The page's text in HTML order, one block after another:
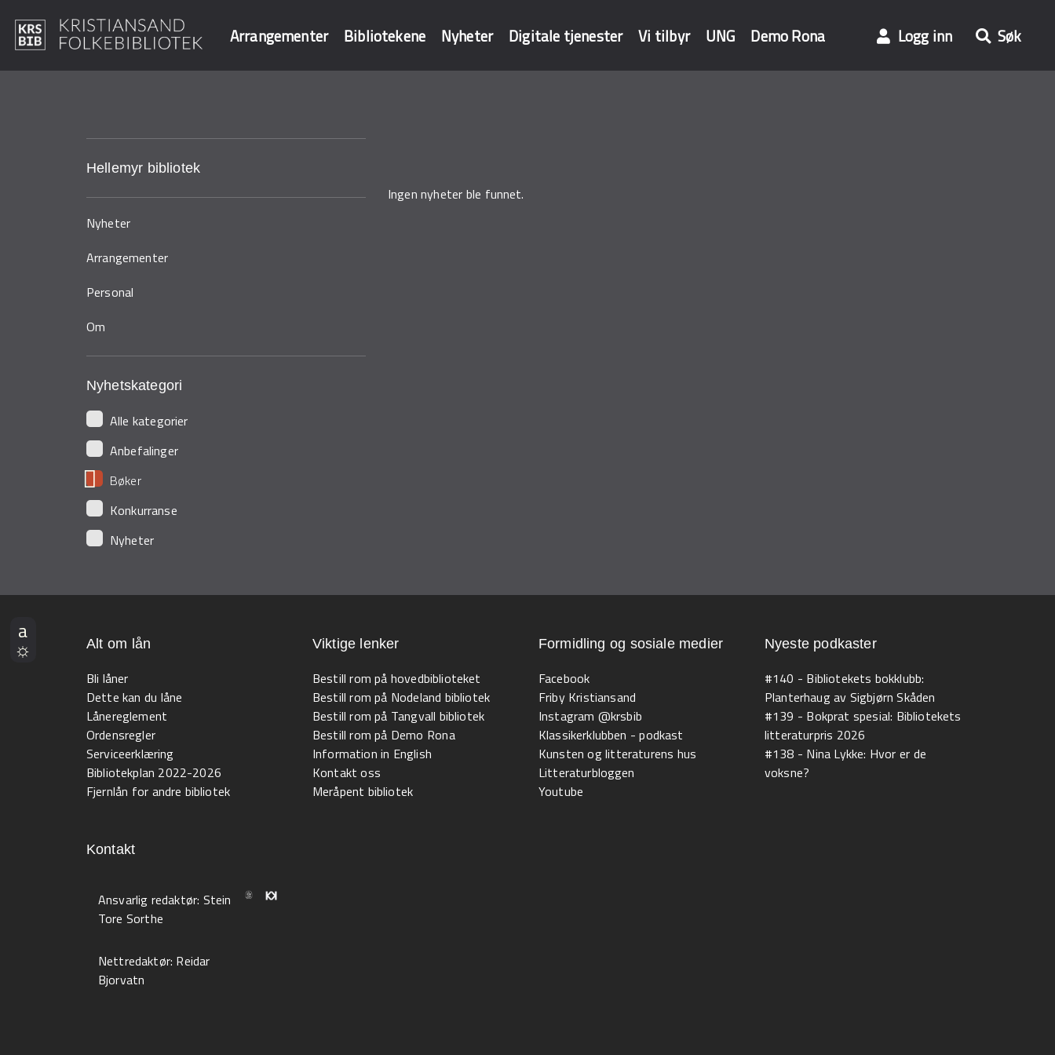
Arrangementer Bibliotekene Nyheter Digitale tjenester Vi tilbyr UNG Demo Rona Logg inn Søk
Hellemyr bibliotek
Nyheter
Arrangementer
Personal
Om
Nyhetskategori
Alle kategorier
Anbefalinger
Bøker
Konkurranse
Nyheter
Ingen nyheter ble funnet.
Alt om lån
Bli låner
Dette kan du låne
Lånereglement
Ordensregler
Serviceerklæring
Bibliotekplan 2022-2026
Fjernlån for andre bibliotek
Viktige lenker
Bestill rom på hovedbiblioteket
Bestill rom på Nodeland bibliotek
Bestill rom på Tangvall bibliotek
Bestill rom på Demo Rona
Information in English
Kontakt oss
Meråpent bibliotek
Formidling og sosiale medier
Facebook
Friby Kristiansand
Instagram @krsbib
Klassikerklubben - podkast
Kunsten og litteraturens hus
Litteraturbloggen
Youtube
Nyeste podkaster
#140 - Bibliotekets bokklubb:
Planterhaug av Sigbjørn Skåden
#139 - Bokprat spesial: Bibliotekets
litteraturpris 2026
#138 - Nina Lykke: Hvor er de
voksne?
Kontakt
Ansvarlig redaktør: Stein
Tore Sorthe
Nettredaktør: Reidar
Bjorvatn